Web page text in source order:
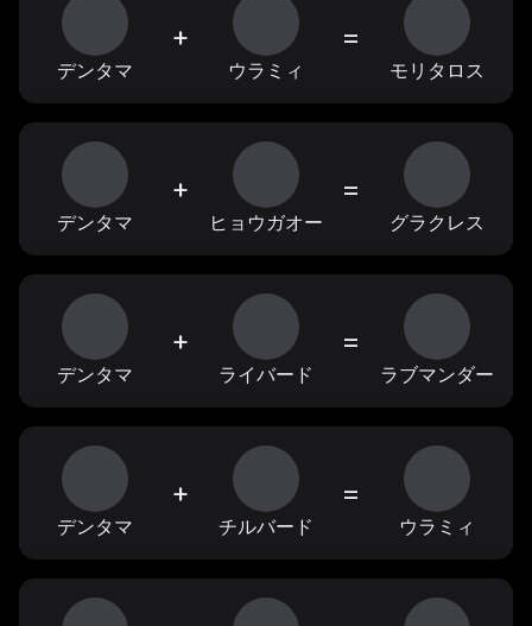
デンタマ
+
ウラミィ
=
モリタロス
デンタマ
+
ヒョウガオー
=
グラクレス
デンタマ
+
ライバード
=
ラブマンダー
デンタマ
+
チルバード
=
ウラミィ